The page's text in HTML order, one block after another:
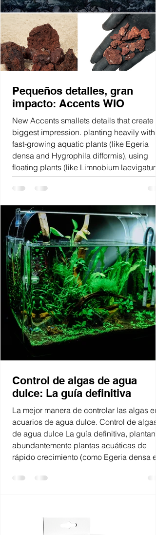
Pequeños detalles, gran
impacto: Accents WIO
New Accents smallets details that create
biggest impression. planting heavily with
fast-growing aquatic plants (like Egeria
densa and Hygrophila difformis), using
floating plants (like Limnobium
adding terrestrial bare-root plants like
pothos (Epipremnum aureum), and
Amano Shrimp (Caridina multidentata).
Control de algas de agua
dulce: La guía definitiva
La mejor manera de controlar las algas en
acuarios de agua dulce. Control de algas
de agua dulce La guía definitiva,
abundantemente plantas acuáticas de
rápido crecimiento (como Egeria densa e
Hygrophila difformis), utilizando plantas
flotantes (como Limnobium laevigatum),
e introduciendo comedores de algas
naturales como el camarón Amano